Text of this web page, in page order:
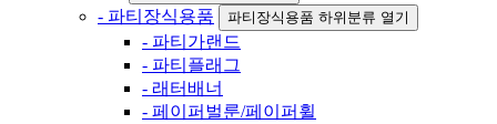
- 파티장식용품 파티장식용품 하위분류 열기
- 파티가랜드
- 파티플래그
- 래터배너
- 페이퍼벌룬/페이퍼휠